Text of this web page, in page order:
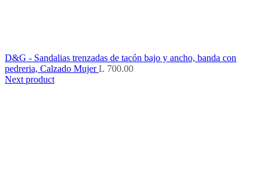
D&G - Sandalias trenzadas de tacón bajo y ancho, banda con
pedreria, Calzado MujerL 700.00
Next product